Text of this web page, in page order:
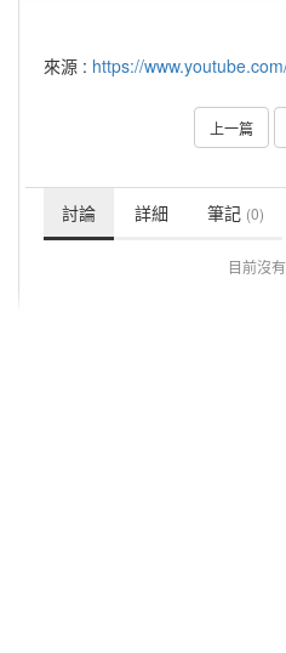
來源 : https://
上一篇
討論 詳細 筆記 (0)
目前沒